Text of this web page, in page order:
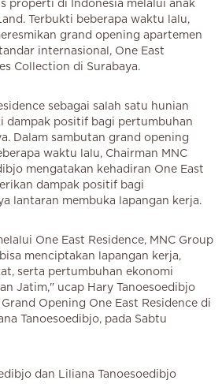
properti di Indonesia melalui anak
Terbukti beberapa waktu lalu,
grand opening apartemen
internasional, One East
Collection di Surabaya.
sebagai salah satu hunian
dampak positif bagi pertumbuhan
Dalam sambutan grand opening
waktu lalu, Chairman MNC
mengatakan kehadiran One East
dampak positif bagi
lantaran membuka lapangan kerja.
One East Residence, MNC Group
menciptakan lapangan kerja,
serta pertumbuhan ekonomi
Jatim," ucap Hary Tanoesoedibjo
Opening One East Residence di
Tanoesoedibjo, pada Sabtu
dan Liliana Tanoesoedibjo